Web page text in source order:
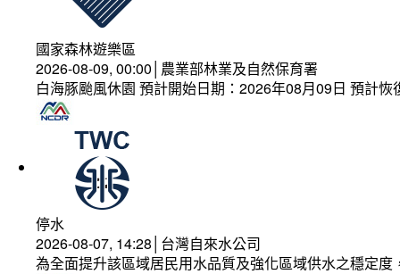
國家森林遊樂區
2026-08-09, 00:00│農業部林業及自然保育署
白海豚颱風休園 預計開始日期：2026年08月09日 預計
停水
2026-08-07, 14:28│台灣自來水公司
為全面提升該區域居民用水品質及強化區域供水之穩定